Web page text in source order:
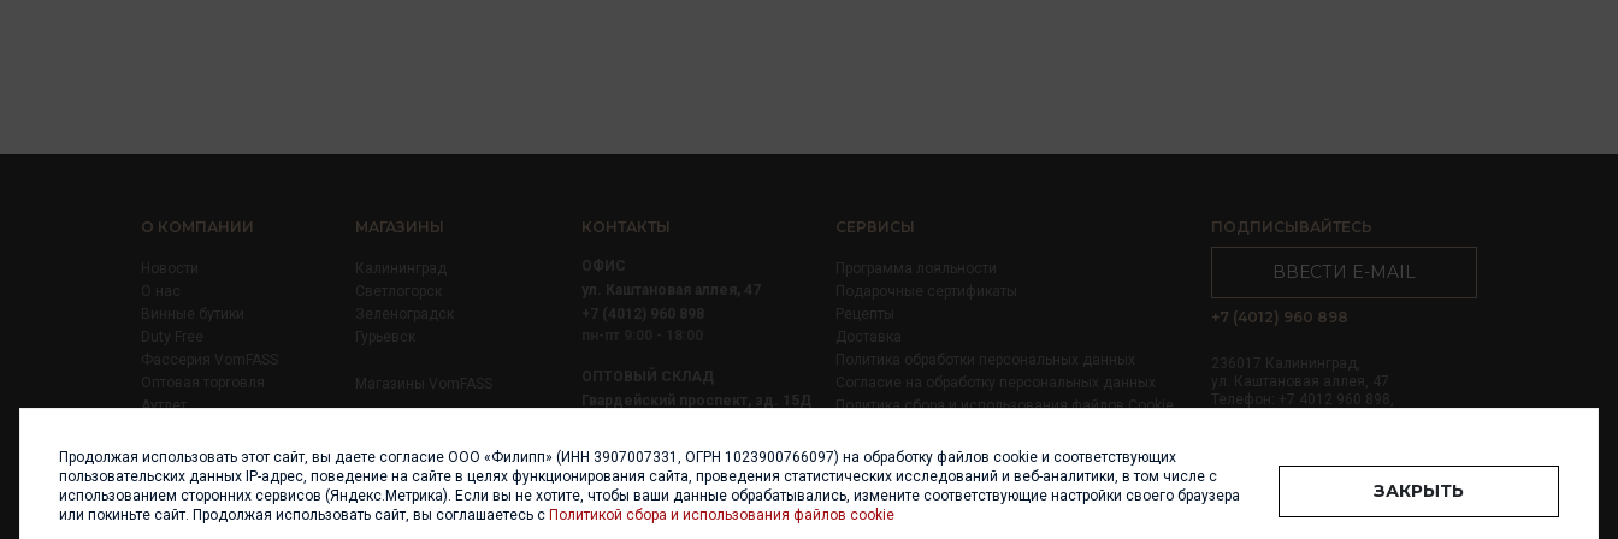
О КОМПАНИИ
Новости
О нас
Винные бутики
Duty Free
Фассерия VomFASS
Оптовая торговля
Аутлет
Карьера
Контакты
МАГАЗИНЫ
Калининград
Светлогорск
Зеленоградск
Гурьевск
Магазины VomFASS
КОНТАКТЫ
ОФИС
ул. Каштановая аллея, 47
+7 (4012) 960 898
ОПТОВЫЙ СКЛАД
Гвардейский проспект, зд. 15Д
пн-пт 8:00 - 17:00
СЕРВИСЫ
Программа лояльности
Подарочные сертификаты
Рецепты
Доставка
Политика обработки персональных данных
Согласие на обработку персональных данных
Политика сбора и использования файлов Cookie
ПОДПИСЫВАЙТЕСЬ
ВВЕСТИ E-MAIL
+7 (4012) 960 898
236017 Калининград,
ул. Каштановая аллея, 47
Телефон: +7 4012 960 898,
Продолжая использовать этот сайт, вы даете согласие ООО «Филипп» (ИНН 3907007331, ОГРН 1023900766097) на обработку файлов cookie и соответствующих
пользовательских данных IP-адрес, поведение на сайте в целях функционирования сайта, проведения статистических исследований и веб-аналитики, в том числе с
использованием сторонних сервисов (Яндекс.Метрика). Если вы не хотите, чтобы ваши данные обрабатывались, измените соответствующие настройки своего браузера
или покиньте сайт. Продолжая использовать сайт, вы соглашаетесь с Политикой сбора и использования файлов cookie
ЗАКРЫТЬ